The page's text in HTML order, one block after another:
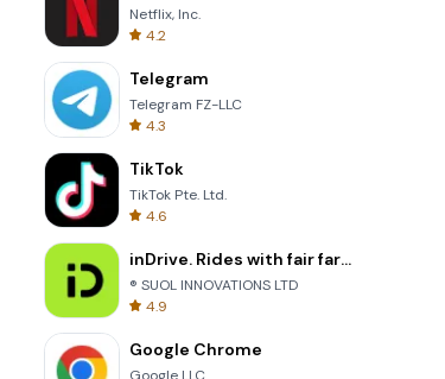
Netflix, Inc.
4.2
Telegram
Telegram FZ-LLC
4.3
TikTok
TikTok Pte. Ltd.
4.6
inDrive. Rides with fair fares
® SUOL INNOVATIONS LTD
4.9
Google Chrome